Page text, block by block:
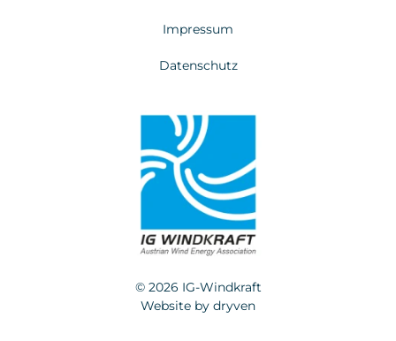
Impressum
Datenschutz
© 2026 IG-Windkraft
Website by dryven